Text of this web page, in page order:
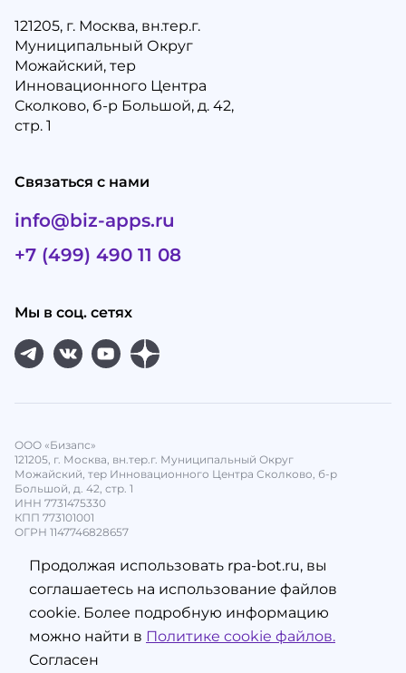
ООО «Бизапс»
121205, г. Москва, вн.тер.г. Муниципальный Округ
Можайский, тер Инновационного Центра Сколково, б-р
Большой, д. 42, стр. 1
ИНН 7731475330
КПП 773101001
ОГРН 1147746828657
121205, г. Москва, вн.тер.г.
Муниципальный Округ
Можайский, тер
Инновационного Центра
Сколково, б-р Большой, д. 42,
стр. 1
Связаться с нами
info@biz-apps.ru
+7 (499) 490 11 08
Мы в соц. сетях
Продолжая использовать rpa-bot.ru, вы
соглашаетесь на использование файлов
cookie. Более подробную информацию
можно найти в Политике cookie файлов.
Согласен